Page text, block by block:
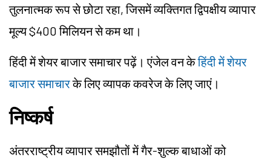
तुलनात्मक रूप से छोटा रहा, जिसमें व्यक्तिगत द्विपक्षीय व्यापार
मूल्य $400 मिलियन से कम था।
हिंदी में शेयर बाजार समाचार पढ़ें। एंजेल वन केहिंदी में शेयर
बाजार समाचारके लिए व्यापक कवरेज के लिए जाएं।
निष्कर्ष
अंतरराष्ट्रीय व्यापार समझौतों में गैर-शुल्क बाधाओं को